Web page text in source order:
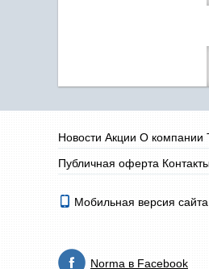
Новости Акции О компании
Публичная оферта
Мобильная версия сайта
Norma в Facebook